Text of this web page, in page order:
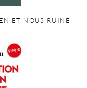
ET NOUS RUINE